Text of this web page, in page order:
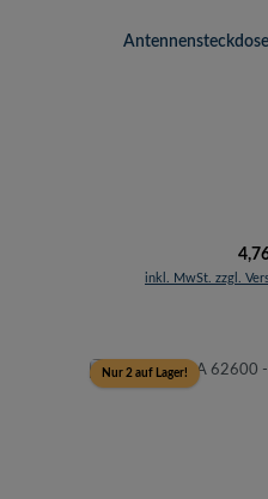
inkl. MwSt. zzgl.
Nur 2 auf Lager!